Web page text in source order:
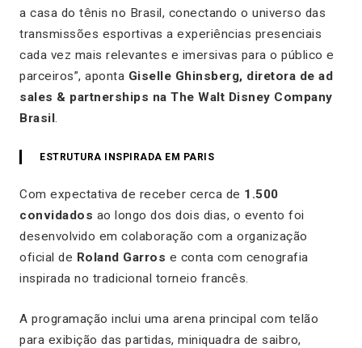
a casa do tênis no Brasil, conectando o universo das
transmissões esportivas a experiências presenciais
cada vez mais relevantes e imersivas para o público e
parceiros”, aponta Giselle Ghinsberg, diretora de ad
sales & partnerships na The Walt Disney Company
Brasil
ESTRUTURA INSPIRADA EM PARIS
Com expectativa de receber cerca de 1.500
convidados ao longo dos dois dias, o evento foi
desenvolvido em colaboração com a organização
oficial de Roland Garros e conta com cenografia
inspirada no tradicional torneio francês.
A programação inclui uma arena principal com telão
para exibição das partidas, miniquadra de saibro,